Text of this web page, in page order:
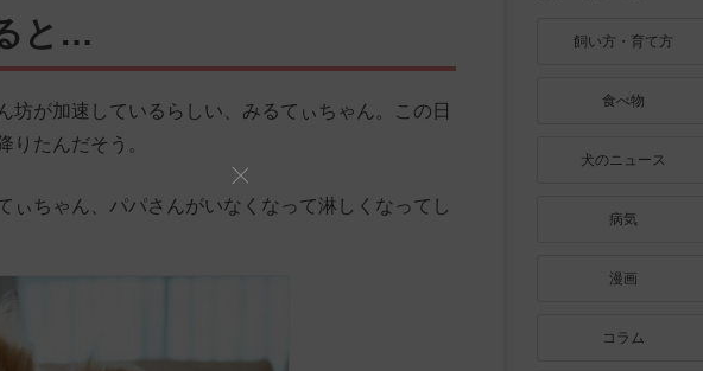
と…
坊が加速しているらしい、みるてぃちゃん。この日
りたんだそう。
ぃちゃん、パパさんがいなくなって淋しくなってし
飼い方・育て方
食べ物
犬のニュース
病気
漫画
コラム